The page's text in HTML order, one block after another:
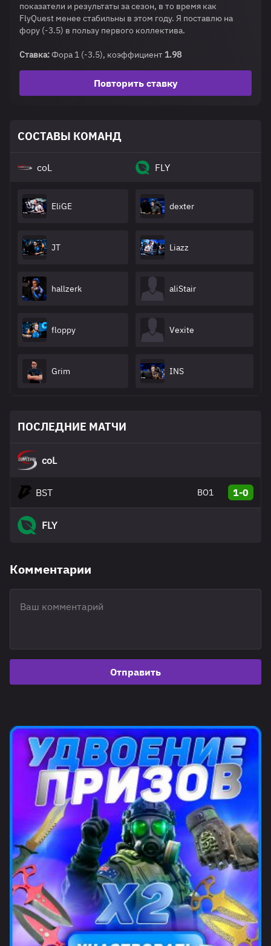
показатели и результаты за сезон, в то время как
FlyQuest менее стабильны в этом году. Я поставлю на
фору (-3.5) в пользу первого коллектива.
Ставка:Фора 1 (-3.5), коэффициент1.98
Повторить ставку
СОСТАВЫ КОМАНД
coL
EliGE
JT
hallzerk
floppy
Grim
FLY
dexter
Liazz
aliStair
Vexite
INS
ПОСЛЕДНИЕ МАТЧИ
coL
BST BO1 1-0
FLY
Комментарии
Отправить